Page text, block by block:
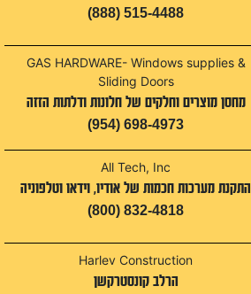
(888) 515-4488
GAS HARDWARE- Windows supplies &
Sliding Doors
מחסן מוצרים וחלקים של חלונות ודלתות הזזה
(954) 698-4973
All Tech, Inc
התקנת מערכות חכמות של אודיו, וידאו וטלפוניה
(800) 832-4818
Harlev Construction
הרלב קונסטרקשן